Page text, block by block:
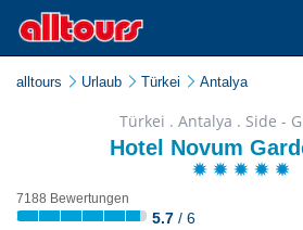
alltours Urlaub Türkei Antalya
Türkei . Antalya . Side -
Hotel Novum
7188 Bewertungen
5.7 / 6